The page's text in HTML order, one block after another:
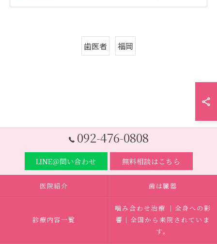
歯医者 福岡
092-476-0808
LINE＠問い合わせ 無料相談はこちら
医院紹介 歯は臓器
診療内容一覧
噛み合わせ治療 ｜全身への影
響｜全国から来院されていま
す。